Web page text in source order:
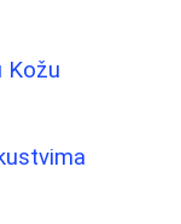
Kožu